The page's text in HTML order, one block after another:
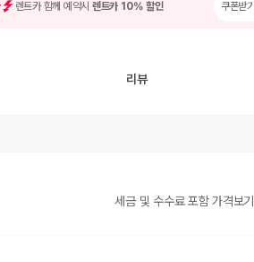
제로 저렴한 차량을 고를 수 있습니다.
보장 수준을 선택할 수 있습니다.
렌트카 함께 예약시 렌트카 10% 할인 쿠폰받기
리뷰
세금 및 수수료 포함 가격보기